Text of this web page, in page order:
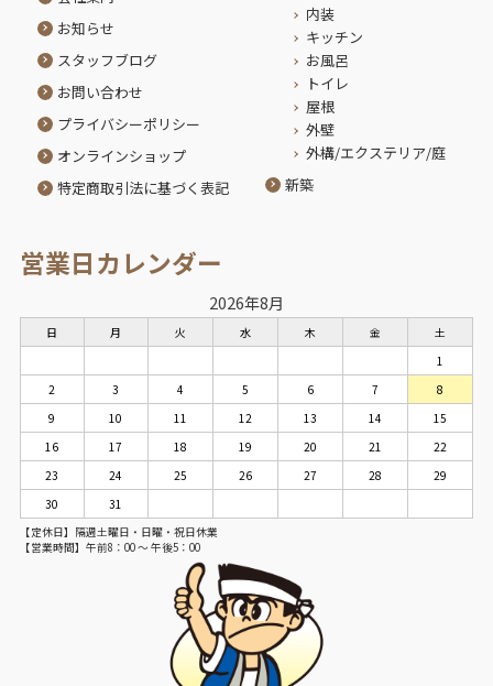
お知らせ
スタッフブログ
お問い合わせ
プライバシーポリシー
オンラインショップ
特定商取引法に基づく表記
内装
キッチン
お風呂
トイレ
屋根
外壁
外構/エクステリア/庭
新築
営業日カレンダー
2026年8月
日 月 火 水 木 金
土
1
2
3 4 5 6 7
8
9
10 11 12 13 14
15
16
17 18 19 20 21
22
23
24 25 26 27 28
29
30
31
【定休日】隔週土曜日・日曜・祝日休業
【営業時間】午前8：00 ～ 午後5：00